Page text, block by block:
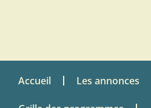
Accueil Les annonces